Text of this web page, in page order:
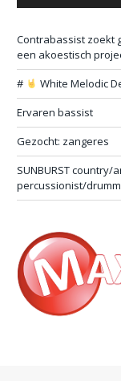
Contrabassist zoekt
een akoestisch
#
White Melodic
Ervaren bassist
Gezocht: zangeres
SUNBURST
percussionist/